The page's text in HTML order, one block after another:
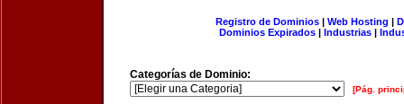
Registro de Dominios| Web Hosting |
Dominios Expirados | Industrias |
Categorías de Dominio:
[Pág.